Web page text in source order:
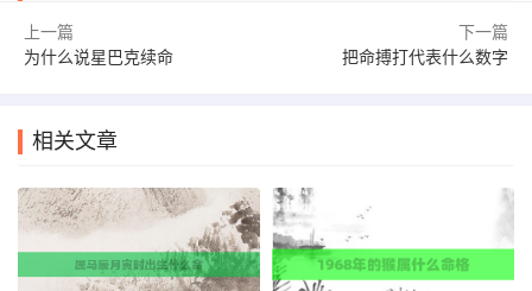
上一篇
为什么说星巴克续命
下一篇
把命搏打代表什么数字
相关文章